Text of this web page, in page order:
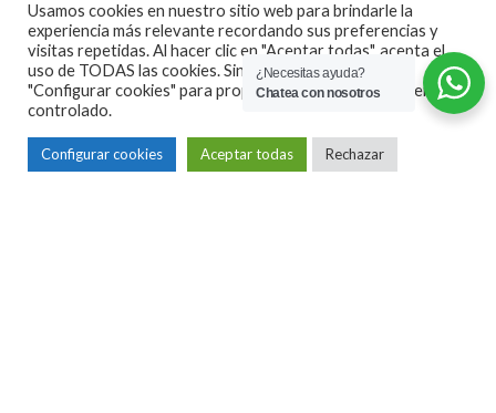
Usamos cookies en nuestro sitio web para brindarle la
experiencia más relevante recordando sus preferencias y
visitas repetidas. Al hacer clic en "Aceptar todas", acepta el
uso de TODAS las cookies. Sin embargo, puede visitar
"Configurar cookies" para proporcionar un consentimiento
controlado.
Configurar cookies Aceptar todas Rechazar
¿Necesitas ayuda?
Chatea con nosotros